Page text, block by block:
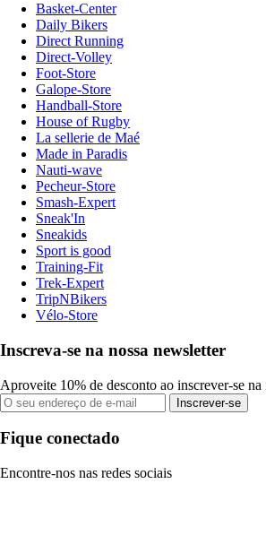
Basket-Center
Daily Bikers
Direct Running
Direct-Volley
Foot-Store
Galope-Store
Handball-Store
House of Rugby
La sellerie de Maé
Made in Paradis
Nauti-wave
Pecheur-Store
Smash-Expert
Sneak'In
Sneakids
Sport is good
Training-Fit
Trek-Expert
TripNBikers
Vélo-Store
Inscreva-se na nossa newsletter
Aproveite 10% de desconto ao inscrever-se na
Inscrever-se
Fique conectado
Encontre-nos nas redes sociais